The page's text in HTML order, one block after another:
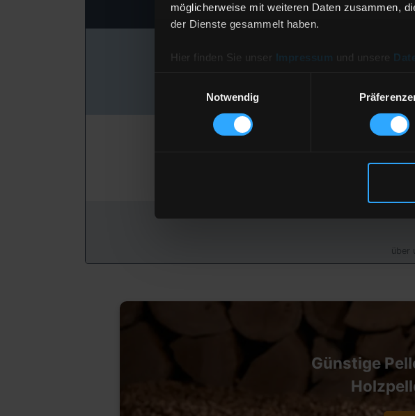
möglicherweise mit weiteren Daten zusammen,
der Dienste gesammelt haben.
Hier finden Sie unser Impressum und unsere
Notwendig
von
über
Günstige